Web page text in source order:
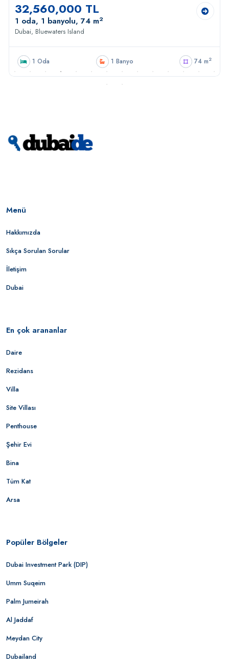
32,560,000 TL
1 oda, 1 banyolu, 74 m2
Dubai, Bluewaters Island
1 Oda 1 Banyo 74 m2
Menü
Hakkımızda
Sıkça Sorulan Sorular
İletişim
Dubai
En çok arananlar
Daire
Rezidans
Villa
Site Villası
Penthouse
Şehir Evi
Bina
Tüm Kat
Arsa
Popüler Bölgeler
Dubai Investment Park (DIP)
Umm Suqeim
Palm Jumeirah
Al Jaddaf
Meydan City
Dubailand